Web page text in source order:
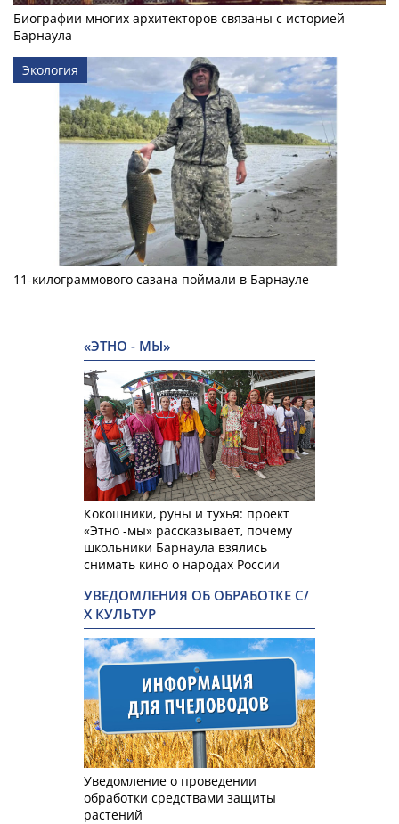
Биографии многих архитекторов связаны с историей
Барнаула
Экология
11-килограммового сазана поймали в Барнауле
«ЭТНО - МЫ»
Кокошники, руны и тухья: проект
«Этно -мы» рассказывает, почему
школьники Барнаула взялись
снимать кино о народах России
УВЕДОМЛЕНИЯ ОБ ОБРАБОТКЕ С/
Х КУЛЬТУР
Уведомление о проведении
обработки средствами защиты
растений